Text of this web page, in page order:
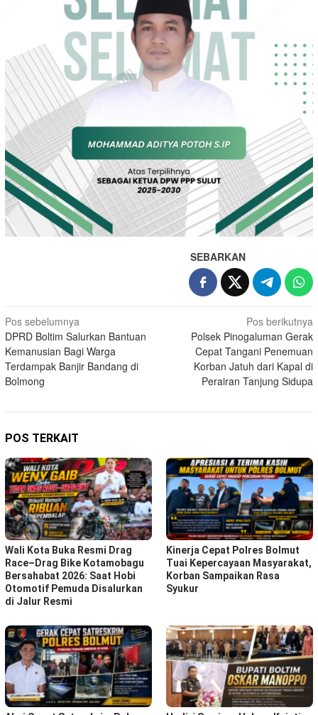
SEBARKAN
Navigasi
pos
Pos sebelumnya
DPRD Boltim Salurkan Bantuan
Kemanusian Bagi Warga
Terdampak Banjir Bandang di
Bolmong
Pos berikutnya
Polsek Pinogaluman Gerak
Cepat Tangani Penemuan
Korban Jatuh dari Kapal di
Perairan Tanjung Sidupa
POS TERKAIT
Wali Kota Buka Resmi Drag
Race–Drag Bike Kotamobagu
Bersahabat 2026: Saat Hobi
Otomotif Pemuda Disalurkan
di Jalur Resmi
Kinerja Cepat Polres Bolmut
Tuai Kepercayaan Masyarakat,
Korban Sampaikan Rasa
Syukur